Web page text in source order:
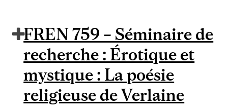
FREN 759 – Séminaire de
recherche : Érotique et
mystique : La poésie
religieuse de Verlaine